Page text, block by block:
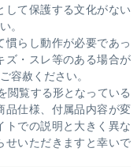
して保護する文化がない
。
らし動作が必要であっ
ズ・スレ等のある場合が
容赦ください。
閲覧する形となっている
品仕様、付属品内容が変
トでの説明と大きく異な
せいただきますと幸いで